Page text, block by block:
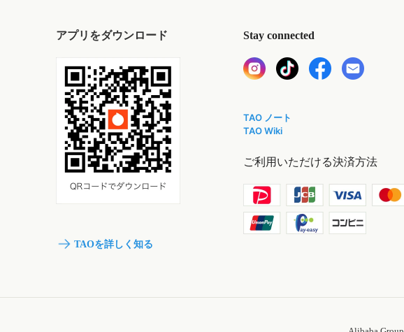
アプリをダウンロード
TAOを詳しく知る
Stay connected
TAO ノート
TAO Wiki
ご利用いただける決済方法